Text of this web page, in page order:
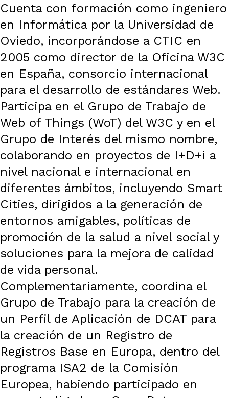
Cuenta con formación como ingeniero
en Informática por la Universidad de
Oviedo, incorporándose a CTIC en
2005 como director de la Oficina W3C
en España, consorcio internacional
para el desarrollo de estándares Web.
Participa en el Grupo de Trabajo de
Web of Things (WoT) del W3C y en el
Grupo de Interés del mismo nombre,
colaborando en proyectos de I+D+i a
nivel nacional e internacional en
diferentes ámbitos, incluyendo Smart
Cities, dirigidos a la generación de
entornos amigables, políticas de
promoción de la salud a nivel social y
soluciones para la mejora de calidad
de vida personal.
Complementariamente, coordina el
Grupo de Trabajo para la creación de
un Perfil de Aplicación de DCAT para
la creación de un Registro de
Registros Base en Europa, dentro del
programa ISA2 de la Comisión
Europea, habiendo participado en